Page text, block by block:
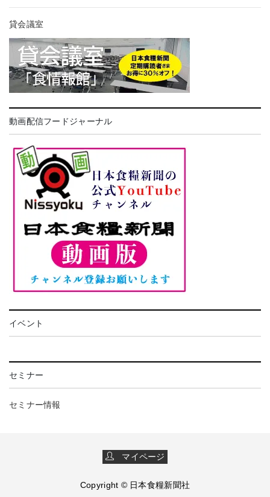
貸会議室
動画配信フードジャーナル
イベント
セミナー
セミナー情報
マイページ
Copyright © 日本食糧新聞社